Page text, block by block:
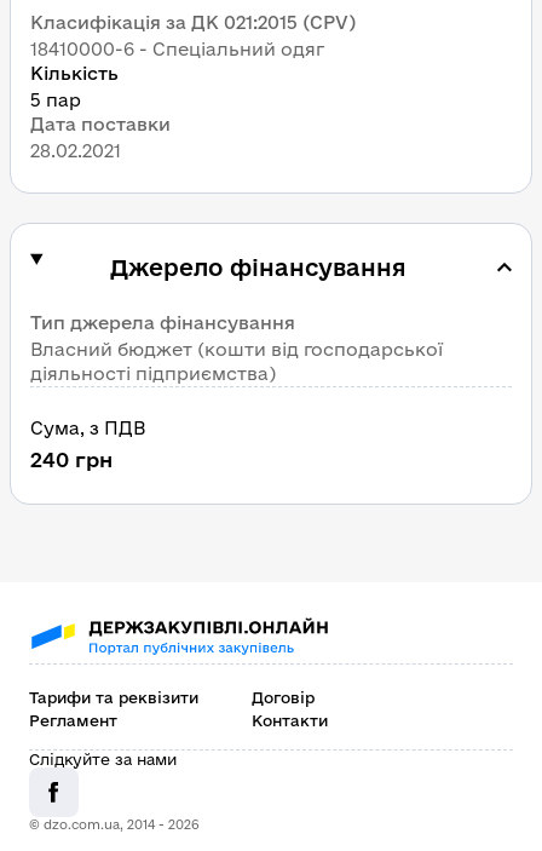
Класифікація за ДК 021:2015 (CPV)
18410000-6 - Спеціальний одяг
Кількість
5 пар
Дата поставки
28.02.2021
Джерело фінансування
Тип джерела фінансування
Власний бюджет (кошти від господарської
діяльності підприємства)
Сума, з ПДВ
240 грн
Тарифи та реквізити
Договір
Регламент
Контакти
© dzo.com.ua, 2014 - 2026
Слідкуйте за нами